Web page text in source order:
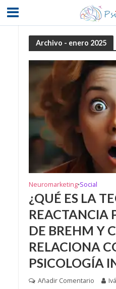
Archivo - enero 2025
Neuromarketing•Social
¿QUÉ ES LA
REACTANCIA
DE BREHM Y
RELACIONA
PSICOLOGÍA
Añadir Comentario